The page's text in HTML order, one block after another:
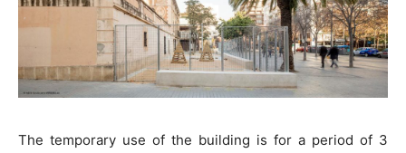
The temporary use of the building is for a period of 3